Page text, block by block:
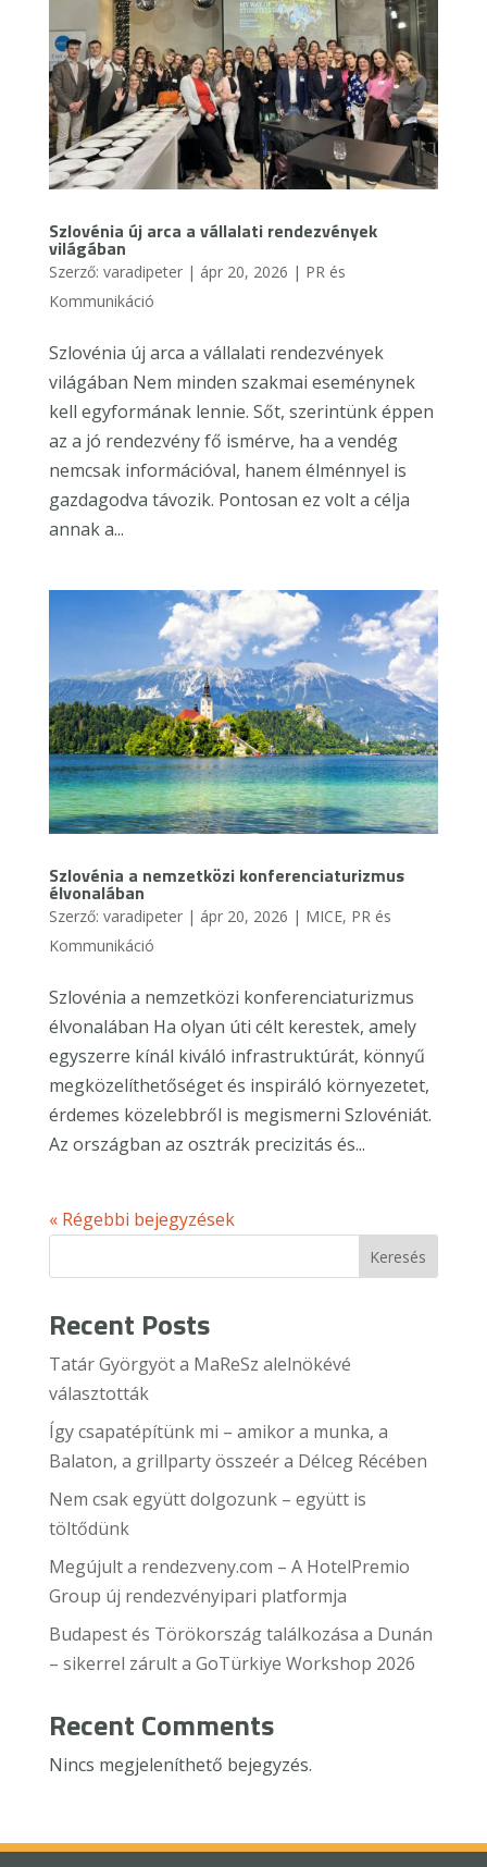
Szlovénia új arca a vállalati rendezvények
világában
Szerző: varadipeter| ápr 20, 2026 | PR és
Kommunikáció
Szlovénia új arca a vállalati rendezvények
világában Nem minden szakmai eseménynek
kell egyformának lennie. Sőt, szerintünk éppen
az a jó rendezvény fő ismérve, ha a vendég
nemcsak információval, hanem élménnyel is
gazdagodva távozik. Pontosan ez volt a célja
annak a...
Szlovénia a nemzetközi konferenciaturizmus
élvonalában
Szerző: varadipeter| ápr 20, 2026 | MICE, PR és
Kommunikáció
Szlovénia a nemzetközi konferenciaturizmus
élvonalában Ha olyan úti célt kerestek, amely
egyszerre kínál kiváló infrastruktúrát, könnyű
megközelíthetőséget és inspiráló környezetet,
érdemes közelebbről is megismerni Szlovéniát.
Az országban az osztrák precizitás és...
« Régebbi bejegyzések
Keresés
Recent Posts
Tatár Györgyöt a MaReSz alelnökévé
választották
Így csapatépítünk mi – amikor a munka, a
Balaton, a grillparty összeér a Délceg Récében
Nem csak együtt dolgozunk – együtt is
töltődünk
Megújult a rendezveny.com – A HotelPremio
Group új rendezvényipari platformja
Budapest és Törökország találkozása a Dunán
– sikerrel zárult a GoTürkiye Workshop 2026
Recent Comments
Nincs megjeleníthető bejegyzés.